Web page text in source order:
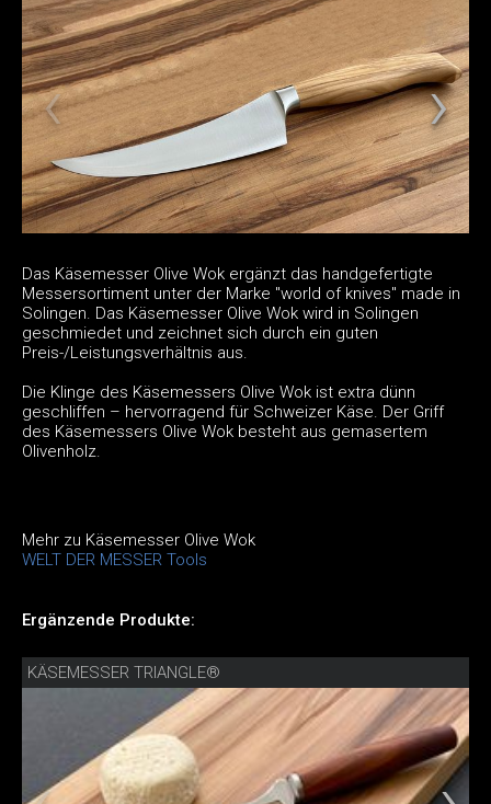
Das Käsemesser Olive Wok ergänzt das handgefertigte
Messersortiment unter der Marke "world of knives" made in
Solingen. Das Käsemesser Olive Wok wird in Solingen
geschmiedet und zeichnet sich durch ein guten
Preis-/Leistungsverhältnis aus.
Die Klinge des Käsemessers Olive Wok ist extra dünn
geschliffen – hervorragend für Schweizer Käse. Der Griff
des Käsemessers Olive Wok besteht aus gemasertem
Olivenholz.
Mehr zu Käsemesser Olive Wok
WELT DER MESSER Tools
Ergänzende Produkte:
KÄSEMESSER TRIANGLE®